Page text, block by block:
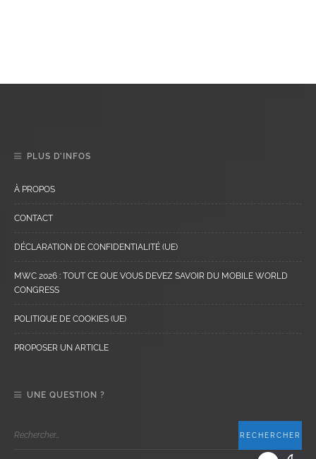
PLUS D’INFOS
À PROPOS
CONTACT
DÉCLARATION DE CONFIDENTIALITÉ (UE)
MWC 2026 : TOUT CE QUE VOUS DEVEZ SAVOIR DU MOBILE WORLD
CONGRESS
POLITIQUE DE COOKIES (UE)
PROPOSER UN ARTICLE
UNE QUESTION ?